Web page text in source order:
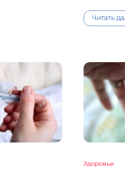
Читать
Здоровье